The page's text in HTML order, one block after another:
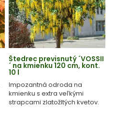
Štedrec previsnutý ´VOSSII
´ na kmienku 120 cm, kont.
10 l
Impozantná odroda na
kmienku s extra veľkými
strapcami zlatožltých kvetov.